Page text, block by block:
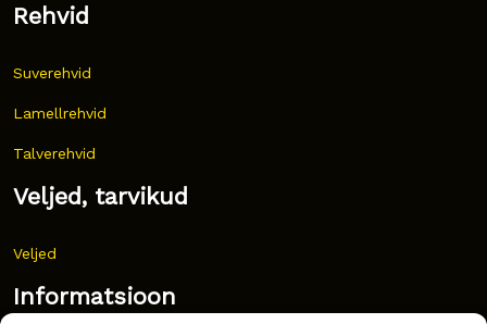
Rehvid
Suverehvid
Lamellrehvid
Talverehvid
Veljed, tarvikud
Veljed
Informatsioon